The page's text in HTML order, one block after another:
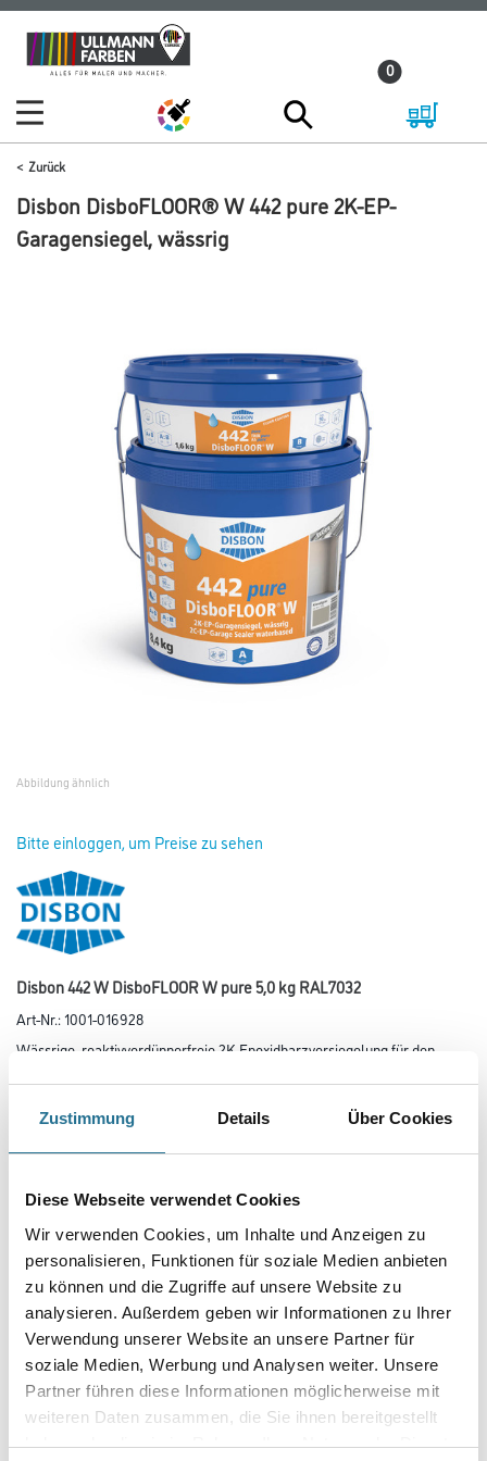
Zustimmung Details Über Cookies
Diese Webseite verwendet Cookies
Wir verwenden Cookies, um Inhalte und Anzeigen zu
personalisieren, Funktionen für soziale Medien anbieten
zu können und die Zugriffe auf unsere Website zu
analysieren. Außerdem geben wir Informationen zu Ihrer
Verwendung unserer Website an unsere Partner für
soziale Medien, Werbung und Analysen weiter. Unsere
Partner führen diese Informationen möglicherweise mit
weiteren Daten zusammen, die Sie ihnen bereitgestellt
haben oder die sie im Rahmen Ihrer Nutzung der Dienste
Zum
Inhalt
Zum
Navigationsmenü
0
Zurück
Disbon DisboFLOOR® W 442 pure 2K-EP-
Garagensiegel, wässrig
Abbildung ähnlich
Bitte einloggen, um Preise zu sehen
Disbon 442 W DisboFLOOR W pure 5,0 kg RAL7032
Art-Nr.:1001-016928
Wässrige, reaktivverdünnerfreie 2K-Epoxidharzversiegelung für den
Kombigebinde: Komponente A und B
Gebinde
Umrechnungsfaktoren